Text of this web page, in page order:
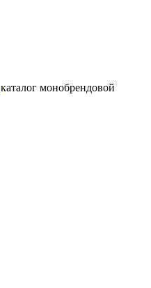
каталог монобрендовой